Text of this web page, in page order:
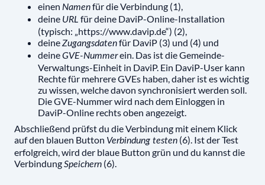
einen Namenfür die Verbindung (1),
deine URL für deine DaviP-Online-Installation
(typisch: „https://www.davip.de“) (2),
deineZugangsdatenfür DaviP (3) und (4) und
deineGVE-Nummerein. Das ist die Gemeinde-
Verwaltungs-Einheit in DaviP. Ein DaviP-User kann
Rechte für mehrere GVEs haben, daher ist es wichtig
zu wissen, welche davon synchronisiert werden soll.
Die GVE-Nummer wird nach dem Einloggen in
DaviP-Online rechts oben angezeigt.
Abschließend prüfst du die Verbindung mit einem Klick
auf den blauen Button Verbindung testen (6). Ist der Test
erfolgreich, wird der blaue Button grün und du kannst die
VerbindungSpeichern (6).